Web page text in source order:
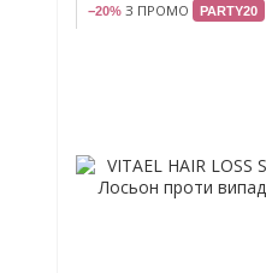
−20% З ПРОМО PARTY20